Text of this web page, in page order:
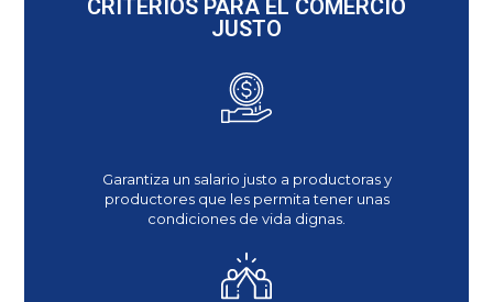
CRITERIOS PARA EL COMERCIO
JUSTO
Garantiza un salario justo a productoras y
productores que les permita tener unas
condiciones de vida dignas.